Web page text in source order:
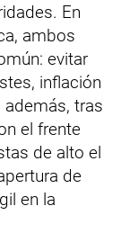
En
ambos
evitar
inflación
además, tras
el frente
de alto el
de
en la